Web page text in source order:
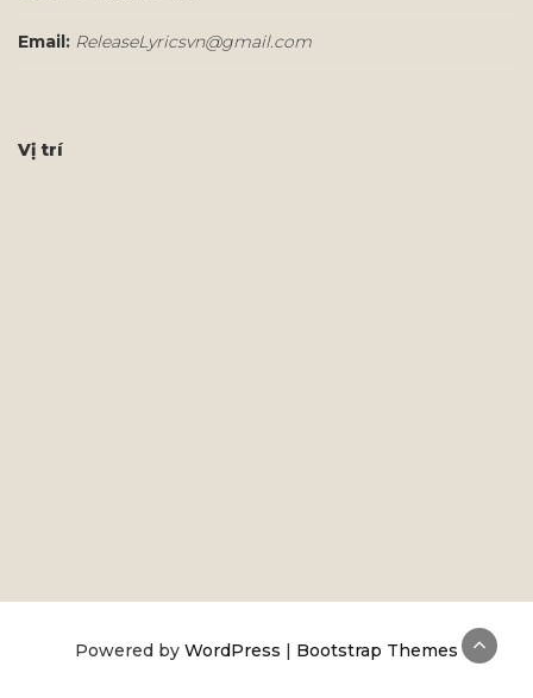
Email: ReleaseLyricsvn@gmail.com
Vị trí
Powered by WordPress | Bootstrap Themes